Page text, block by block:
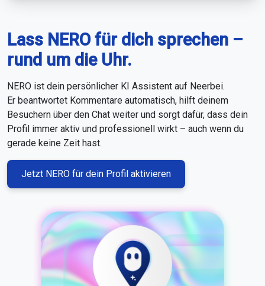
Lass NERO für dich sprechen –
rund um die Uhr.
NERO ist dein persönlicher KI Assistent auf Neerbei.
Er beantwortet Kommentare automatisch, hilft deinem
Besuchern über den Chat weiter und sorgt dafür, dass dein
Profil immer aktiv und professionell wirkt – auch wenn du
gerade keine Zeit hast.
Jetzt NERO für dein Profil aktivieren